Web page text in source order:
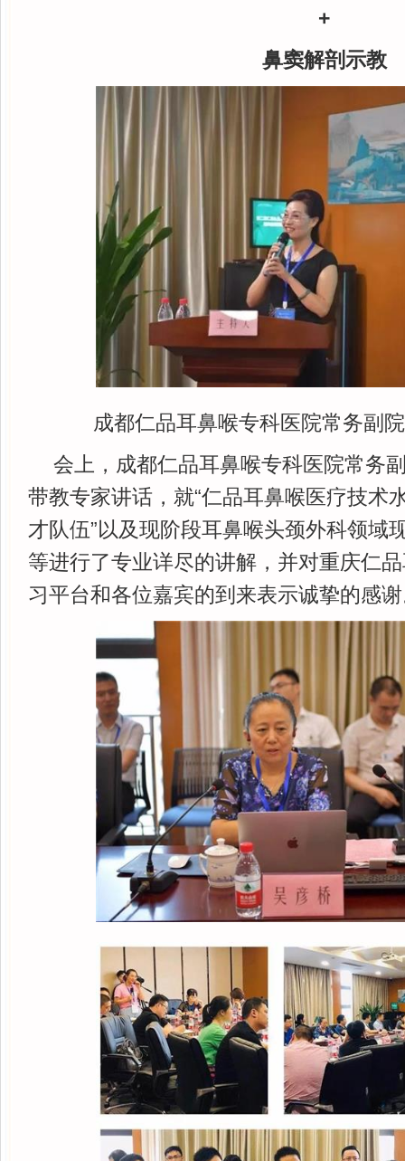
+
鼻窦解剖示教
成都仁品耳鼻喉专科医院常务副
会上，成都仁品耳鼻喉专科医院常务
带教专家讲话，就“仁品耳鼻喉医疗技术
才队伍”以及现阶段耳鼻喉头颈外科领域
等进行了专业详尽的讲解，并对重庆仁
习平台和各位嘉宾的到来表示诚挚的感